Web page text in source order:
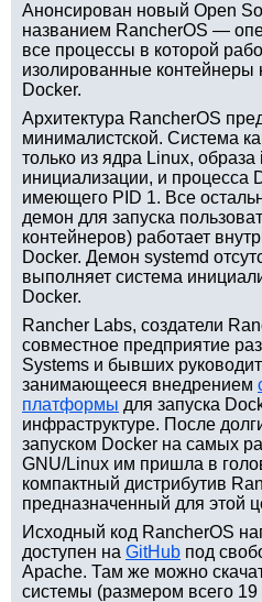
Анонсирован новый Open
названием RancherOS —
все процессы в которой
изолированные контейнеры
Docker.
Архитектура RancherOS
минималистской. Система
только из ядра Linux,
инициализации, и процесса
имеющего PID 1. Все
демон для запуска
контейнеров) работает
Docker. Демон systemd
выполняет система
Docker.
Rancher Labs, создатели
совместное предприятие
Systems и бывших
занимающееся внедрением
платформы для запуска
инфраструктуре. После
запуском Docker на самых
GNU/Linux им пришла в
компактный дистрибутив
предназначенный для этой
Исходный код RancherOS
доступен на GitHub под
Apache. Там же можно
системы (размером всего